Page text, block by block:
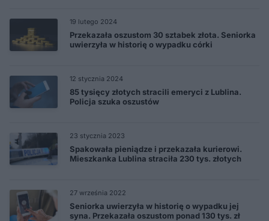
19 lutego 2024
Przekazała oszustom 30 sztabek złota. Seniorka
uwierzyła w historię o wypadku córki
12 stycznia 2024
85 tysięcy złotych stracili emeryci z Lublina.
Policja szuka oszustów
23 stycznia 2023
Spakowała pieniądze i przekazała kurierowi.
Mieszkanka Lublina straciła 230 tys. złotych
27 września 2022
Seniorka uwierzyła w historię o wypadku jej
syna. Przekazała oszustom ponad 130 tys. zł